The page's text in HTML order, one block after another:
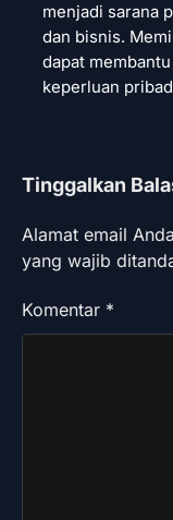
menjadi sarana
dan bisnis.
dapat
keperluan
Tinggalkan
Alamat email
yang wajib
Komentar *